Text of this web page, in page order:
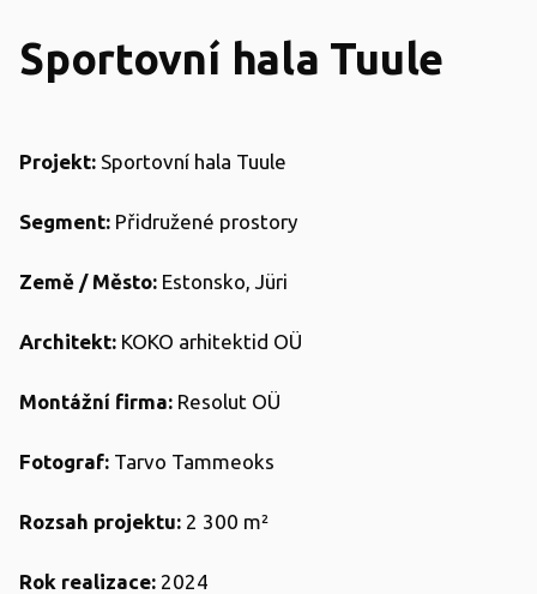
Sportovní hala Tuule
Projekt: Sportovní hala Tuule
Segment: Přidružené prostory
Země / Město: Estonsko, Jüri
Architekt: KOKO arhitektid OÜ
Montážní firma: Resolut OÜ
Fotograf: Tarvo Tammeoks
Rozsah projektu: 2 300 m²
Rok realizace: 2024